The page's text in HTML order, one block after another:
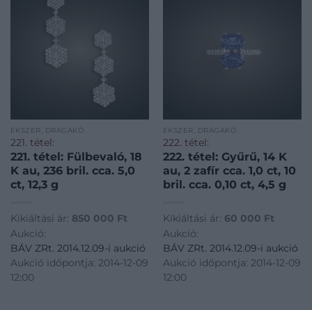
ÉKSZER, DRÁGAKŐ
221. tétel:
221. tétel: Fülbevaló, 18
K au, 236 bril. cca. 5,0
ct, 12,3 g
Kikiáltási ár: 850 000 Ft
Aukció:
BÁV ZRt. 2014.12.09-i aukció
Aukció időpontja: 2014-12-09
12:00
ÉKSZER, DRÁGAKŐ
222. tétel:
222. tétel: Gyűrű, 14 K
au, 2 zafír cca. 1,0 ct, 10
bril. cca. 0,10 ct, 4,5 g
Kikiáltási ár: 60 000 Ft
Aukció:
BÁV ZRt. 2014.12.09-i aukció
Aukció időpontja: 2014-12-09
12:00